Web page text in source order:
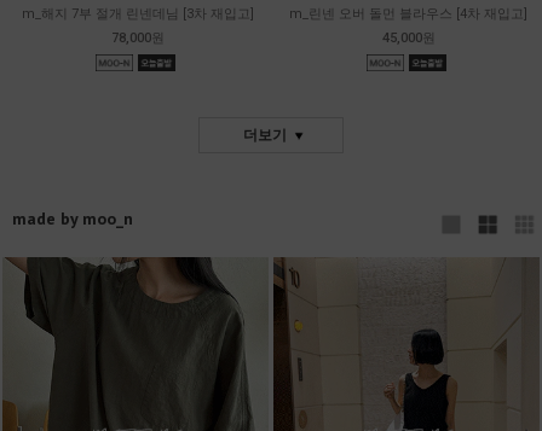
m_해지 7부 절개 린넨데님 [3차 재입고]
78,000원
m_린넨 오버 돌먼 블라우스 [4차 재입고]
45,000원
더보기
made by moo_n